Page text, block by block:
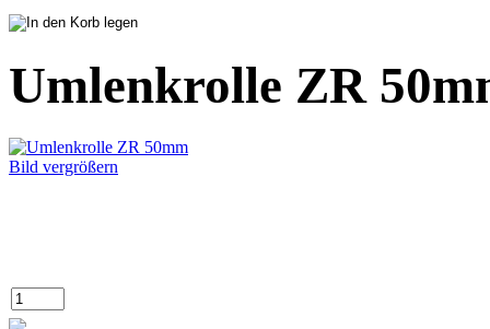
Umlenkrolle ZR
Bild vergrößern